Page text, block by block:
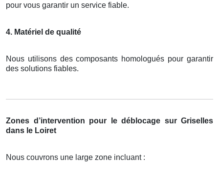
pour vous garantir un service fiable.
4. Matériel de qualité
Nous utilisons des composants homologués pour garantir
des solutions fiables.
Zones d’intervention pour le déblocage sur Griselles
dans le Loiret
Nous couvrons une large zone incluant :